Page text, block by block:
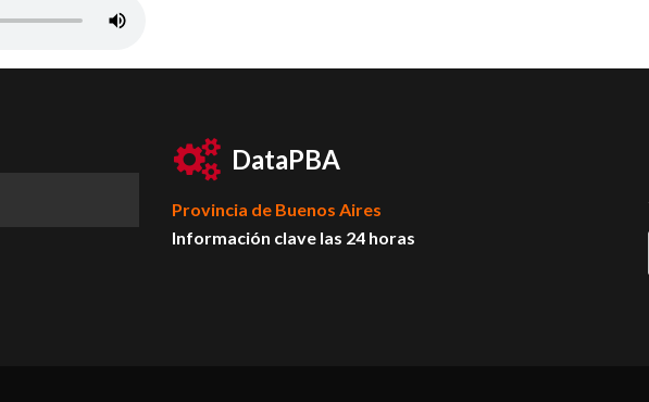
DataPBA
Provincia de Buenos Aires
Información clave las 24 horas